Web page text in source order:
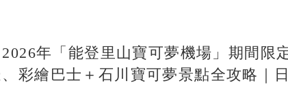
2026年「能登里山寶可夢機場」期間限
彩繪巴士＋石川寶可夢景點全攻略｜